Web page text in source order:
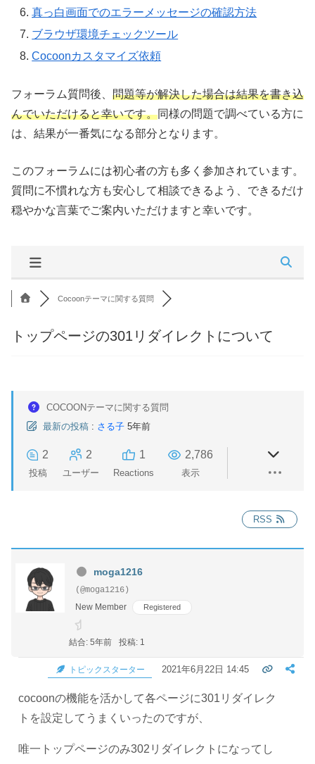
真っ白画面でのエラーメッセージの確認方法
ブラウザ環境チェックツール
Cocoonカスタマイズ依頼
フォーラム質問後、 問題等が解決した場合は結果を書き込
んでいただけると幸いです。同様の問題で調べている方に
は、結果が一番気になる部分となります。
このフォーラムには初心者の方も多く参加されています。
質問に不慣れな方も安心して相談できるよう、できるだけ
穏やかな言葉でご案内いただけますと幸いです。
Cocoonテーマに関する質問
トップページの301リダイレクトについて
COCOONテーマに関する質問
最新の投稿 : さる子 5年前
2
投稿
2
ユーザー
1
Reactions
2,786
表示
RSS
moga1216
(@moga1216)
New Member
Registered
結合: 5年前 投稿: 1
トピックスターター 2021年6月22日 14:45
cocoonの機能を活かして各ページに301リダイレク
トを設定してうまくいったのですが、
唯一トップページのみ302リダイレクトになってし